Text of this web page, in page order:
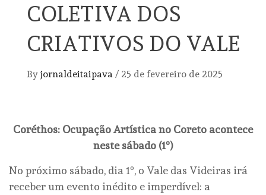
COLETIVA DOS
CRIATIVOS DO VALE
By jornaldeitaipava / 25 de fevereiro de 2025
Coréthos: Ocupação Artística no Coreto acontece
neste sábado (1º)
No próximo sábado, dia 1º, o Vale das Videiras irá
receber um evento inédito e imperdível: a